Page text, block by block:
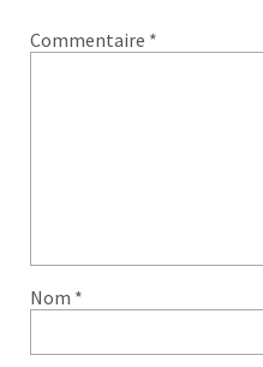
Commentaire *
Nom *